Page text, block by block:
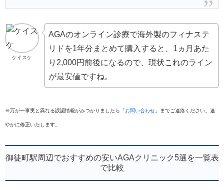
ケイスケ
AGAのオンライン診療で海外製のフィナステ
リドを1年分まとめて購入すると、1ヵ月あた
り2,000円前後になるので、現状これのライン
が最安値ですね。
※万が一事実と異なる誤認情報がみつかりましたら「お問い合わせ 」までご連絡ください。速
やかに修正いたします。
御徒町駅周辺でおすすめの安いAGAクリニック5選を一覧表
で比較